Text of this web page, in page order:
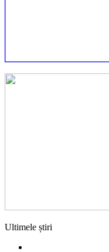
Ultimele știri